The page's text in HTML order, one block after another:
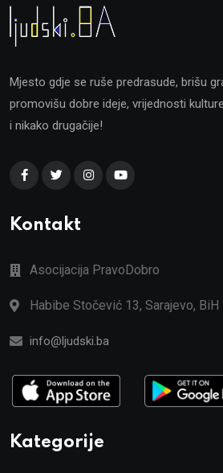
Mjesto gdje se ruše predrasude, brišu
promovišu dobre ideje, vrijednosti
i nikako drugačije!
Kontakt
Asocijacija PravoDobro
Habibe Stočević 13, Sarajevo, BiH
info@ljudski.ba
Kategorije